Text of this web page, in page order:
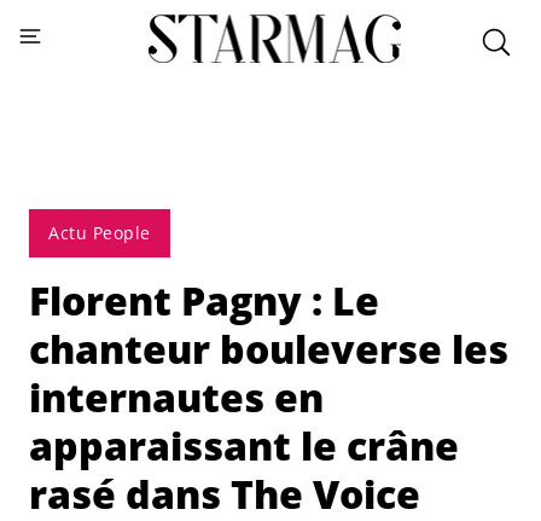
Actu People
Florent Pagny : Le
chanteur bouleverse les
internautes en
apparaissant le crâne
rasé dans The Voice